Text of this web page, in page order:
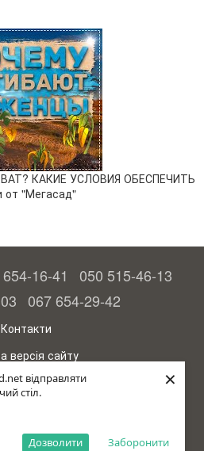
відправляти
стіл.
Заборонити
Дозволити
×
КАКИЕ УСЛОВИЯ ОБЕСПЕЧИТЬ
"Мегасад"
16-41
050 515-46-13
067 654-29-42
Контакти
версія сайту
високого врожаю
терорист)